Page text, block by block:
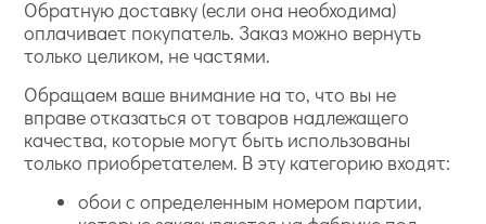
Обратную доставку (если она необходима)
оплачивает покупатель. Заказ можно вернуть
только целиком, не частями.
Обращаем ваше внимание на то, что вы не
вправе отказаться от товаров надлежащего
качества, которые могут быть использованы
только приобретателем. В эту категорию входят:
обои с определенным номером партии,